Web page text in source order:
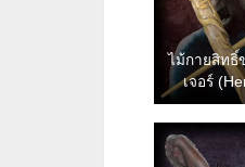
ไม้กายสิทธิ์
เจอร์